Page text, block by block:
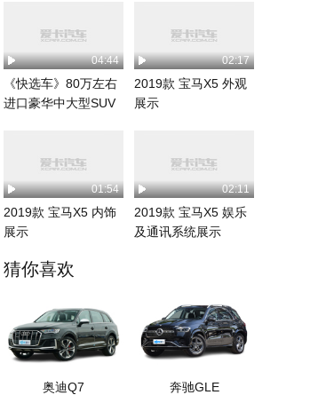
04:44
《快选车》80万左右
进口豪华中大型SUV
02:17
2019款 宝马X5 外观
展示
01:54
2019款 宝马X5 内饰
展示
02:11
2019款 宝马X5 娱乐
及通讯系统展示
猜你喜欢
奥迪Q7 奔驰GLE